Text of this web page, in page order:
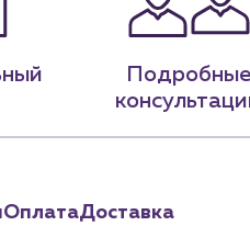
Подробные
ОплатаДоставка